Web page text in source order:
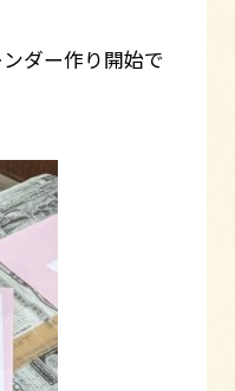
ダー作り開始で